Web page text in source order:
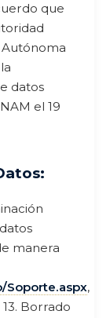
que
Autónoma
datos
el 19
manera
Soporte.aspx,
Borrado